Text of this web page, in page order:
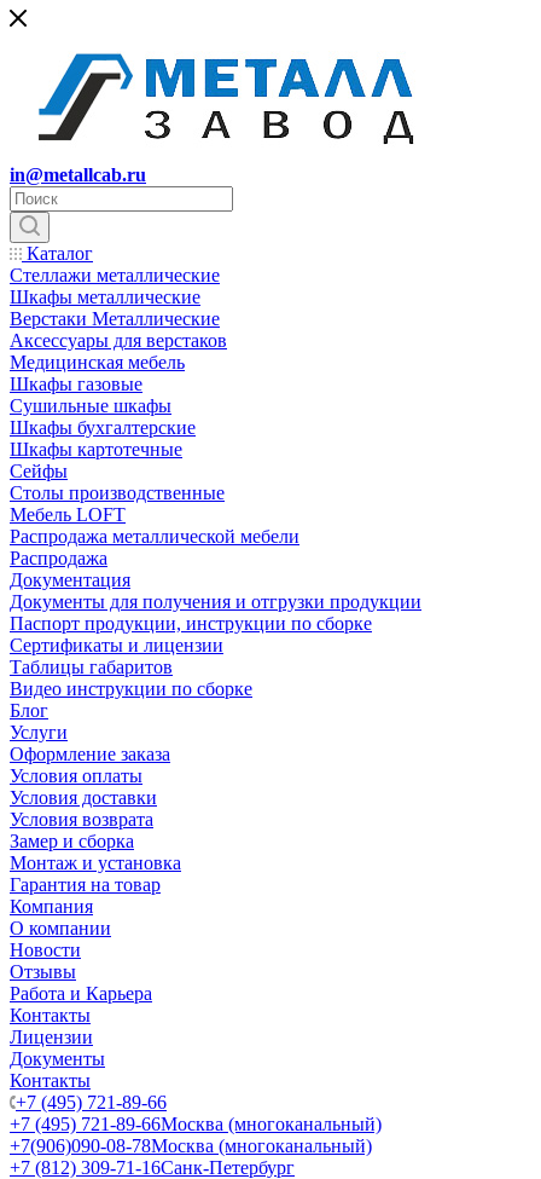
in@metallcab.ru
Каталог
Стеллажи металлические
Шкафы металлические
Верстаки Металлические
Аксессуары для верстаков
Медицинская мебель
Шкафы газовые
Сушильные шкафы
Шкафы бухгалтерские
Шкафы картотечные
Сейфы
Столы производственные
Мебель LOFT
Распродажа металлической мебели
Распродажа
Документация
Документы для получения и отгрузки продукции
Паспорт продукции, инструкции по сборке
Сертификаты и лицензии
Таблицы габаритов
Видео инструкции по сборке
Блог
Услуги
Оформление заказа
Условия оплаты
Условия доставки
Условия возврата
Замер и сборка
Монтаж и установка
Гарантия на товар
Компания
О компании
Новости
Отзывы
Работа и Карьера
Контакты
Лицензии
Документы
Контакты
+7 (495) 721-89-66
+7 (495) 721-89-66Москва (многоканальный)
+7(906)090-08-78Москва (многоканальный)
+7 (812) 309-71-16Санк-Петербург